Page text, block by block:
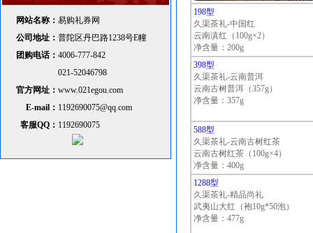
网站名称：易购礼券网
公司地址：普陀区丹巴路1238号E幢
团购电话：4006-777-842
021-52046798
官方网址：www.021egou.com
E-mail： 1192690075@qq.com
客服QQ： 1192690075
198型
久渠茶礼-中国红
云南滇红（100g×2）
净含量：200g
398型
久渠茶礼-云南普洱
云南古树普洱（357g）
净含量：357g
588型
久渠茶礼-云南古树红茶
云南古树红茶（100g×4）
净含量：400g
1288型
久渠茶礼-精品尚礼
武夷山大红（袍10g*50泡）
净含量：477g